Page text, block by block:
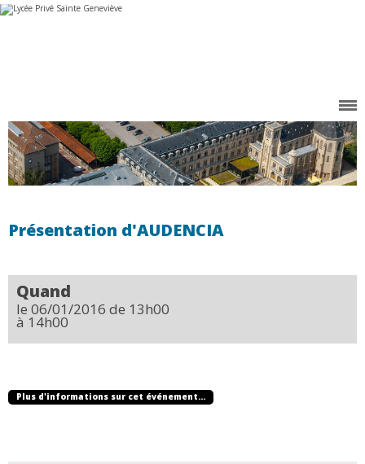
Aller
au
Outils
personnels
Présentation d'AUDENCIA
Quand
le 06/01/2016 de 13h00
à 14h00
Plus d'informations sur cet événement…